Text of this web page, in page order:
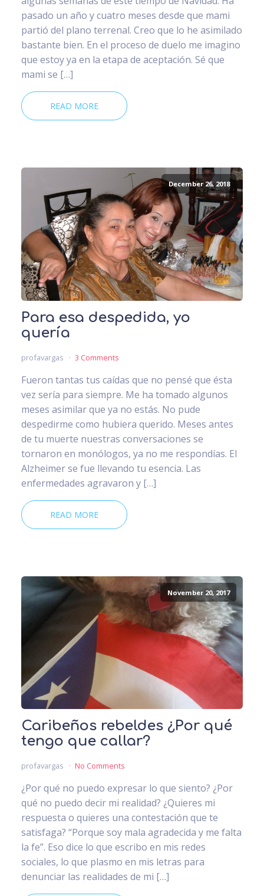
pasado un año y cuatro meses desde que mami
partió del plano terrenal. Creo que lo he asimilado
bastante bien. En el proceso de duelo me imagino
que estoy ya en la etapa de aceptación. Sé que
mami se […]
READ MORE
December 26, 2018
Para esa despedida, yo
quería
profavargas 3 Comments
Fueron tantas tus caídas que no pensé que ésta
vez sería para siempre. Me ha tomado algunos
meses asimilar que ya no estás. No pude
despedirme como hubiera querido. Meses antes
de tu muerte nuestras conversaciones se
tornaron en monólogos, ya no me respondías. El
Alzheimer se fue llevando tu esencia. Las
enfermedades agravaron y […]
READ MORE
November 20, 2017
Caribeños rebeldes ¿Por qué
tengo que callar?
profavargas No Comments
¿Por qué no puedo expresar lo que siento? ¿Por
qué no puedo decir mi realidad? ¿Quieres mi
respuesta o quieres una contestación que te
satisfaga? “Porque soy mala agradecida y me falta
la fe”. Eso dice lo que escribo en mis redes
sociales, lo que plasmo en mis letras para
denunciar las realidades de mi […]